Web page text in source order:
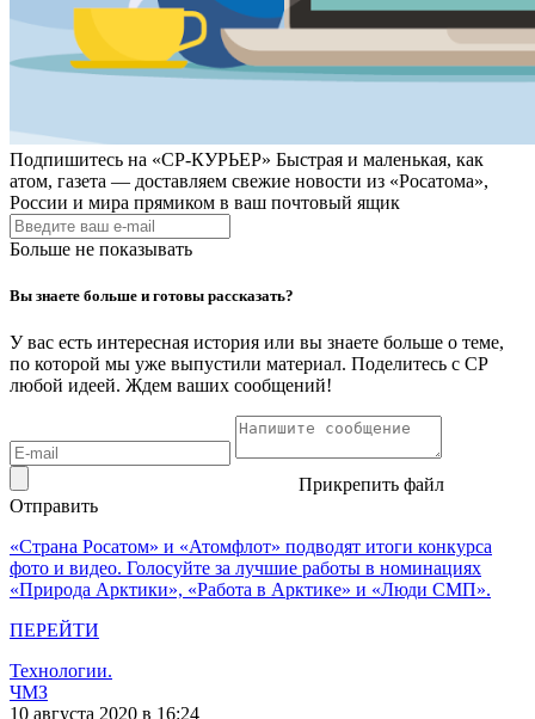
Подпишитесь на «СР-КУРЬЕР» Быстрая и маленькая, как
атом, газета — доставляем свежие новости из «Росатома»,
России и мира прямиком в ваш почтовый ящик
Больше не показывать
Вы знаете больше и готовы рассказать?
У вас есть интересная история или вы знаете больше о теме,
по которой мы уже выпустили материал. Поделитесь с СР
любой идеей. Ждем ваших сообщений!
Прикрепить файл
Отправить
«Страна Росатом» и «Атомфлот» подводят итоги конкурса
фото и видео. Голосуйте за лучшие работы в номинациях
«Природа Арктики», «Работа в Арктике» и «Люди СМП».
ПЕРЕЙТИ
Технологии.
ЧМЗ
10 августа 2020 в 16:24